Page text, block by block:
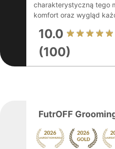
charakterystyczną tego
komfort oraz wygląd
10.0
(100)
FutrOFF